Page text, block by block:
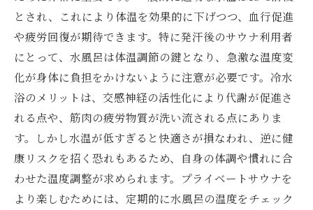
とされ、これにより体温を効果的に下げつつ、血行促進
や疲労回復が期待できます。特に発汗後のサウナ利用者
にとって、水風呂は体温調節の鍵となり、急激な温度変
化が身体に負担をかけないように注意が必要です。冷水
浴のメリットは、交感神経の活性化により代謝が促進さ
れる点や、筋肉の疲労物質が洗い流される点にありま
す。しかし水温が低すぎると快適さが損なわれ、逆に健
康リスクを招く恐れもあるため、自身の体調や慣れに合
わせた温度調整が求められます。プライベートサウナを
より楽しむためには、定期的に水風呂の温度をチェック